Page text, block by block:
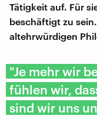
Tätigkeit auf. Für
beschäftigt zu
altehrwürdigen
"Je mehr wir
fühlen wir,
sind wir uns